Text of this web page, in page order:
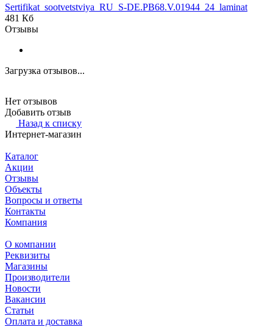
Sertifikat_sootvetstviya_RU_S-DE.PB68.V.01944_24_laminat
481 Кб
Отзывы
Загрузка отзывов...
Нет отзывов
Добавить отзыв
Назад к списку
Интернет-магазин
Каталог
Акции
Отзывы
Объекты
Вопросы и ответы
Контакты
Компания
О компании
Реквизиты
Магазины
Производители
Новости
Вакансии
Статьи
Оплата и доставка